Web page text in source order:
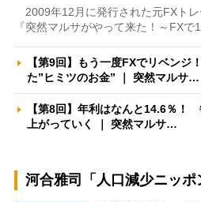
2009年12月に発行された元FXト
『突然マルサがやって来た！～FX
【第9回】もう一度FXでリベン
た”ヒミツのお金” ｜ 突然マルサ…
【第8回】年利はなんと14.6％！
上がっていく ｜ 突然マルサ…
河合雅司「人口減少ニッポ